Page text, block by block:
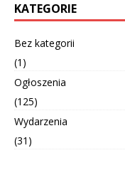
KATEGORIE
Bez kategorii
(1)
Ogłoszenia
(125)
Wydarzenia
(31)